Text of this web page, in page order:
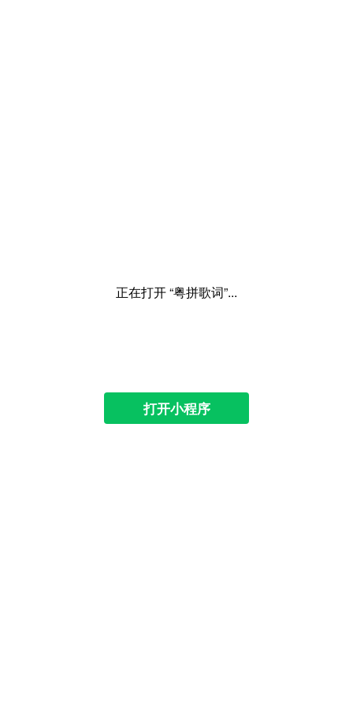
正在打开 “粤拼歌词”...
打开小程序